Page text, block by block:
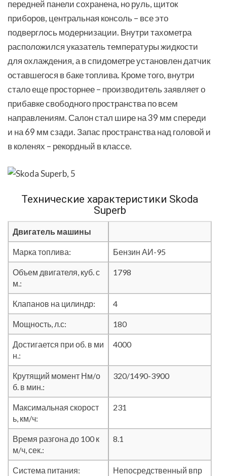
передней панели сохранена, но руль, щиток
приборов, центральная консоль – все это
подверглось модернизации. Внутри тахометра
расположился указатель температуры жидкости
для охлаждения, а в спидометре установлен датчик
оставшегося в баке топлива. Кроме того, внутри
стало еще просторнее – производитель заявляет о
прибавке свободного пространства по всем
направлениям. Салон стал шире на 39 мм спереди
и на 69 мм сзади. Запас пространства над головой и
в коленях – рекордный в классе.
Технические характеристики Skoda
Superb
Двигатель машины
Марка топлива: Бензин АИ-95
Объем двигателя, куб. с
м.:
1798
Клапанов на цилиндр: 4
Мощность, л.с: 180
Достигается при об. в ми
н.:
4000
Крутящий момент Нм/о
б. в мин.:
320/1490-3900
Максимальная скорост
ь, км/ч:
231
Время разгона до 100 к
м/ч, сек.:
8.1
Система питания:
Непосредственный впр